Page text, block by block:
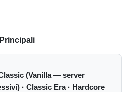
(Vanilla — server
· Classic Era · Hardcore